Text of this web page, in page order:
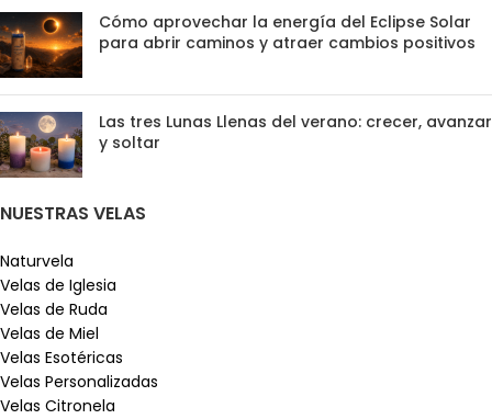
Cómo aprovechar la energía del Eclipse Solar
para abrir caminos y atraer cambios positivos
Las tres Lunas Llenas del verano: crecer, avanzar
y soltar
NUESTRAS VELAS
Naturvela
Velas de Iglesia
Velas de Ruda
Velas de Miel
Velas Esotéricas
Velas Personalizadas
Velas Citronela